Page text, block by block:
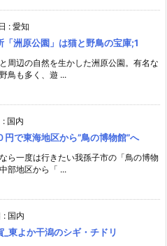
: 愛知
「洲原公園」は猫と野鳥の宝庫;1
周辺の自然を生かした洲原公園。有名な
鳥も多く、遊 ...
: 国内
円で東海地区から”鳥の博物館”へ
ら一度は行きたい我孫子市の「鳥の博物
部地区から「 ...
: 国内
_東よか干潟のシギ・チドリ